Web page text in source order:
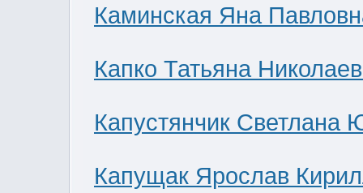
Каминская Яна
Капко Татьяна
Капустянчик Светлана
Капущак Ярослав